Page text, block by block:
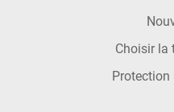
Choisir la